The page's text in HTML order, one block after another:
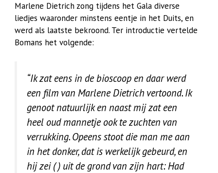
Marlene Dietrich zong tijdens het Gala diverse
liedjes waaronder minstens eentje in het Duits, en
werd als laatste bekroond. Ter introductie vertelde
Bomans het volgende:
“Ik zat eens in de bioscoop en daar werd
een film van Marlene Dietrich vertoond. Ik
genoot natuurlijk en naast mij zat een
heel oud mannetje ook te zuchten van
verrukking. Opeens stoot die man me aan
in het donker, dat is werkelijk gebeurd, en
hij zei ( ) uit de grond van zijn hart: Had